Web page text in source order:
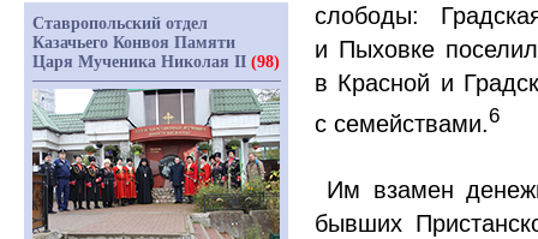
слободы:
и Пыховке
в Красной и
с семействами.6
Им взамен
бывших
Ставропольский отдел
Казачьего Конвоя Памяти
Царя Мученика Николая II (98)